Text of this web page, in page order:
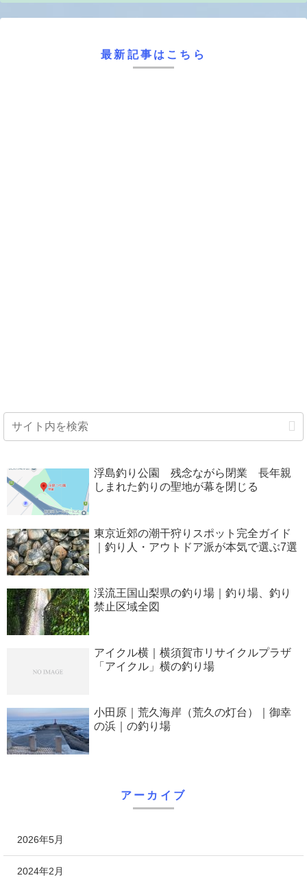
最新記事はこちら
浮島釣り公園 残念ながら閉業 長年親
しまれた釣りの聖地が幕を閉じる
東京近郊の潮干狩りスポット完全ガイド
｜釣り人・アウトドア派が本気で選ぶ7選
渓流王国山梨県の釣り場｜釣り場、釣り
禁止区域全図
アイクル横｜横須賀市リサイクルプラザ
「アイクル」横の釣り場
小田原｜荒久海岸（荒久の灯台）｜御幸
の浜｜の釣り場
アーカイブ
2026年5月
2024年2月